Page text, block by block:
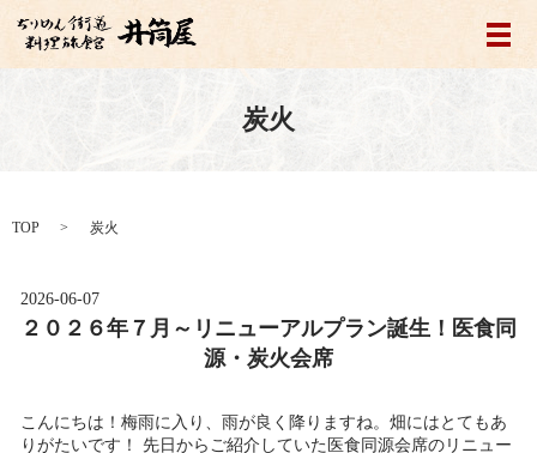
メ
炭火
TOP 炭火
2026-06-07
２０２６年７月～リニューアルプラン誕生！医食同
源・炭火会席
こんにちは！梅雨に入り、雨が良く降りますね。畑にはとてもあ
りがたいです！ 先日からご紹介していた医食同源会席のリニュー